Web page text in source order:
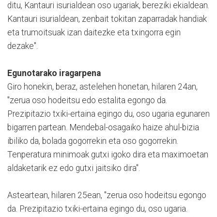
ditu, Kantauri isurialdean oso ugariak, bereziki ekialdean.
Kantauri isurialdean, zenbait tokitan zaparradak handiak
eta trumoitsuak izan daitezke eta txingorra egin
dezake".
Egunotarako iragarpena
Giro honekin, beraz, astelehen honetan, hilaren 24an,
"zerua oso hodeitsu edo estalita egongo da.
Prezipitazio txiki-ertaina egingo du, oso ugaria egunaren
bigarren partean. Mendebal-osagaiko haize ahul-bizia
ibiliko da, bolada gogorrekin eta oso gogorrekin.
Tenperatura minimoak gutxi igoko dira eta maximoetan
aldaketarik ez edo gutxi jaitsiko dira".
Asteartean, hilaren 25ean, "zerua oso hodeitsu egongo
da. Prezipitazio txiki-ertaina egingo du, oso ugaria.